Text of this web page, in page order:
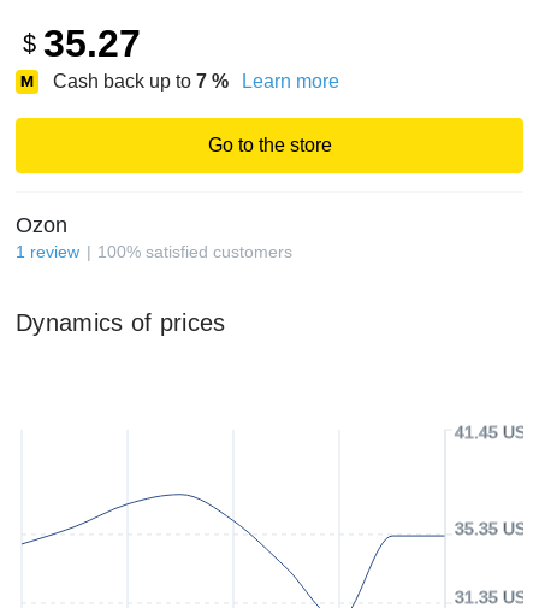
$ 35.27
Cash back up to 7 % Learn more
Go to the store
Ozon
1 review 100% satisfied customers
Dynamics of prices
31.35 USD
35.35 USD
41.45 USD